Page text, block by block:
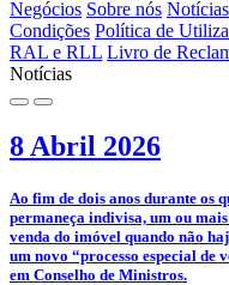
Negócios Sobre nós Notícias
Condições Política de
RAL e RLL Livro de
Notícias
8 Abril 2026
­Ao fim de dois anos durante os
permaneça indivisa, um ou
venda do imóvel quando não
um novo “processo especial de
em Conselho de Ministros.